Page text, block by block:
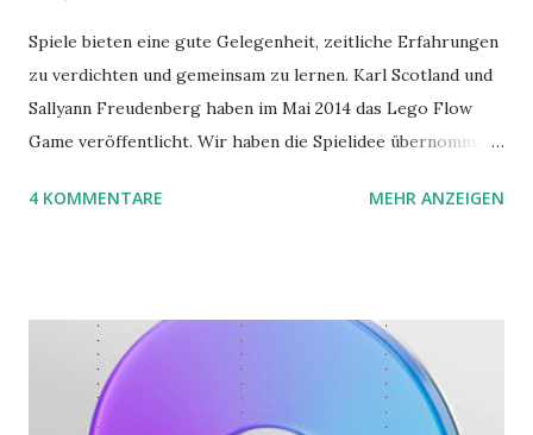
Spiele bieten eine gute Gelegenheit, zeitliche Erfahrungen
zu verdichten und gemeinsam zu lernen. Karl Scotland und
Sallyann Freudenberg haben im Mai 2014 das Lego Flow
Game veröffentlicht. Wir haben die Spielidee übernommen,
benutzen wir Material aus Grzegorz Rejchtmans Ubongo-
4 KOMMENTARE MEHR ANZEIGEN